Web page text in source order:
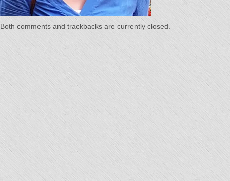
Both comments and trackbacks are currently closed.